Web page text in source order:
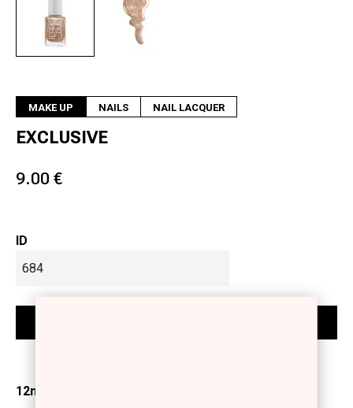
MAKE UP NAILS NAIL LACQUER
EXCLUSIVE
9.00 €
ID
12ml